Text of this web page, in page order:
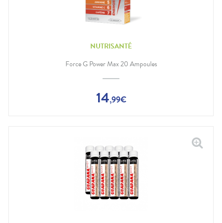
NUTRISANTÉ
Force G Power Max 20 Ampoules
14,99€